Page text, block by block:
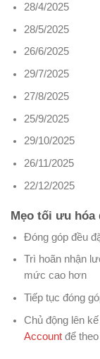
28/4/2025
28/5/2025
26/6/2025
29/7/2025
27/8/2025
25/9/2025
29/10/2025
26/11/2025
22/12/2025
Mẹo tối ưu hóa
Đóng góp đều
Trì hoãn nhận
mức cao hơn
Tiếp tục đóng
Chủ động lên
Accountđể theo